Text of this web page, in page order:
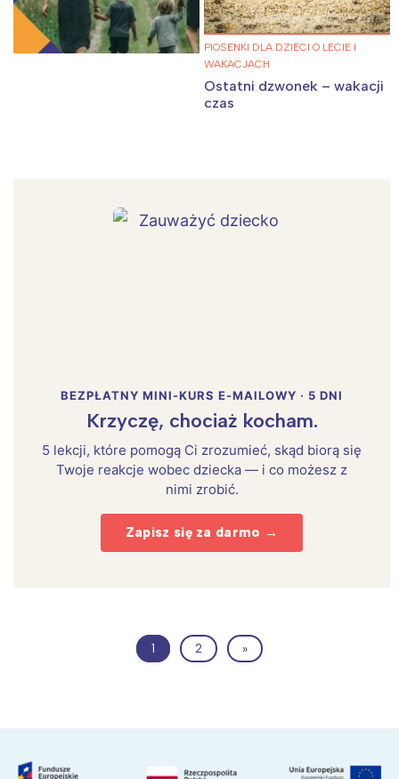
PIOSENKI DLA DZIECI O LECIE I
WAKACJACH
Ostatni dzwonek – wakacji
czas
BEZPŁATNY MINI-KURS E-MAILOWY · 5 DNI
Krzyczę, chociaż kocham.
5 lekcji, które pomogą Ci zrozumieć, skąd biorą się
Twoje reakcje wobec dziecka — i co możesz z
nimi zrobić.
Zapisz się za darmo →
1 2 »